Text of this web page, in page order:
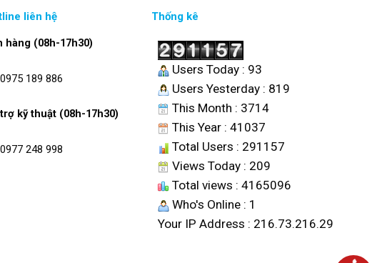
liên hệ
hàng (08h-17h30)
0975 189 886
kỹ thuật (08h-17h30)
0977 248 998
Thống kê
Users Today : 93
Users Yesterday : 819
This Month : 3714
This Year : 41037
Total Users : 291157
Views Today : 209
Total views : 4165096
Who's Online : 1
Your IP Address : 216.73.216.29